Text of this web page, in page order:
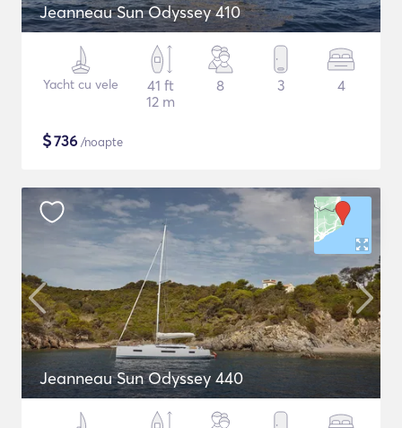
Jeanneau Sun Odyssey 410
Yacht cu vele
41 ft
12 m
8 3 4
$736 /noapte
Jeanneau Sun Odyssey 440